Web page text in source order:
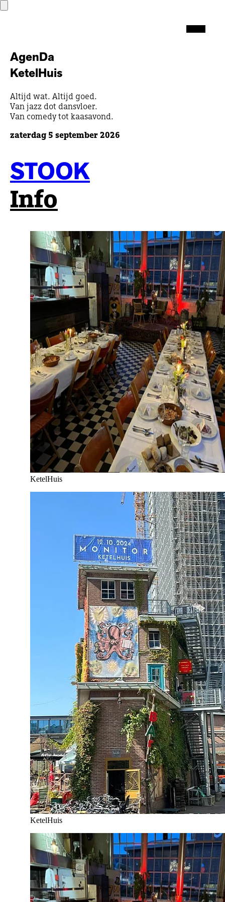
AgenDa
KetelHuis
Altijd wat. Altijd goed.
Van jazz dot dansvloer.
Van comedy tot kaasavond.
zaterdag 5 september 2026
STOOK
Info
KetelHuis
KetelHuis